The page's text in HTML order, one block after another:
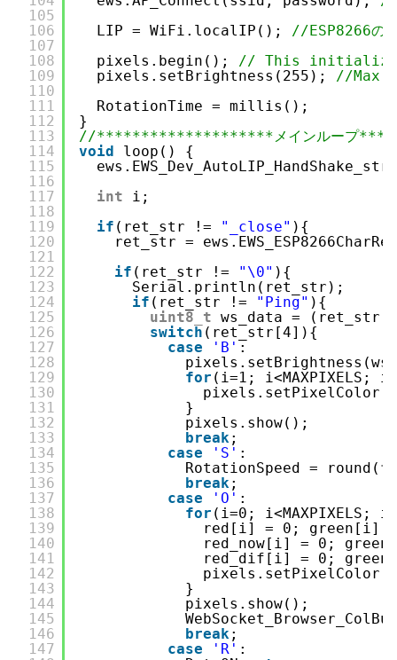
105
106
107
108
109
110
111
112
113
114
115
116
117
118
119
120
121
122
123
124
125
126
127
128
129
130
131
132
133
134
135
136
137
138
139
140
141
142
143
144
145
146
147
LIP = WiFi.localIP(); //ESP8266の
pixels.begin(); // This
pixels.setBrightness(255); //Max
RotationTime = millis();
}
//********************メインループ
void
loop() {
int
i;
if (ret_str != "_close" ){
ret_str =
if (ret_str != "\0" ){
Serial.println(ret_str);
if (ret_str != "Ping" ){
uint8_t ws_data =
switch (ret_str[4]){
case
'B' :
for (i=1; i<MAXPIXELS;
}
pixels.show();
break;
case
'S' :
RotationSpeed = round(
break;
case
'O' :
for (i=0; i<MAXPIXELS;
red[i] = 0; green[i]
red_now[i] = 0;
red_dif[i] = 0;
}
pixels.show();
break;
case
'R' :